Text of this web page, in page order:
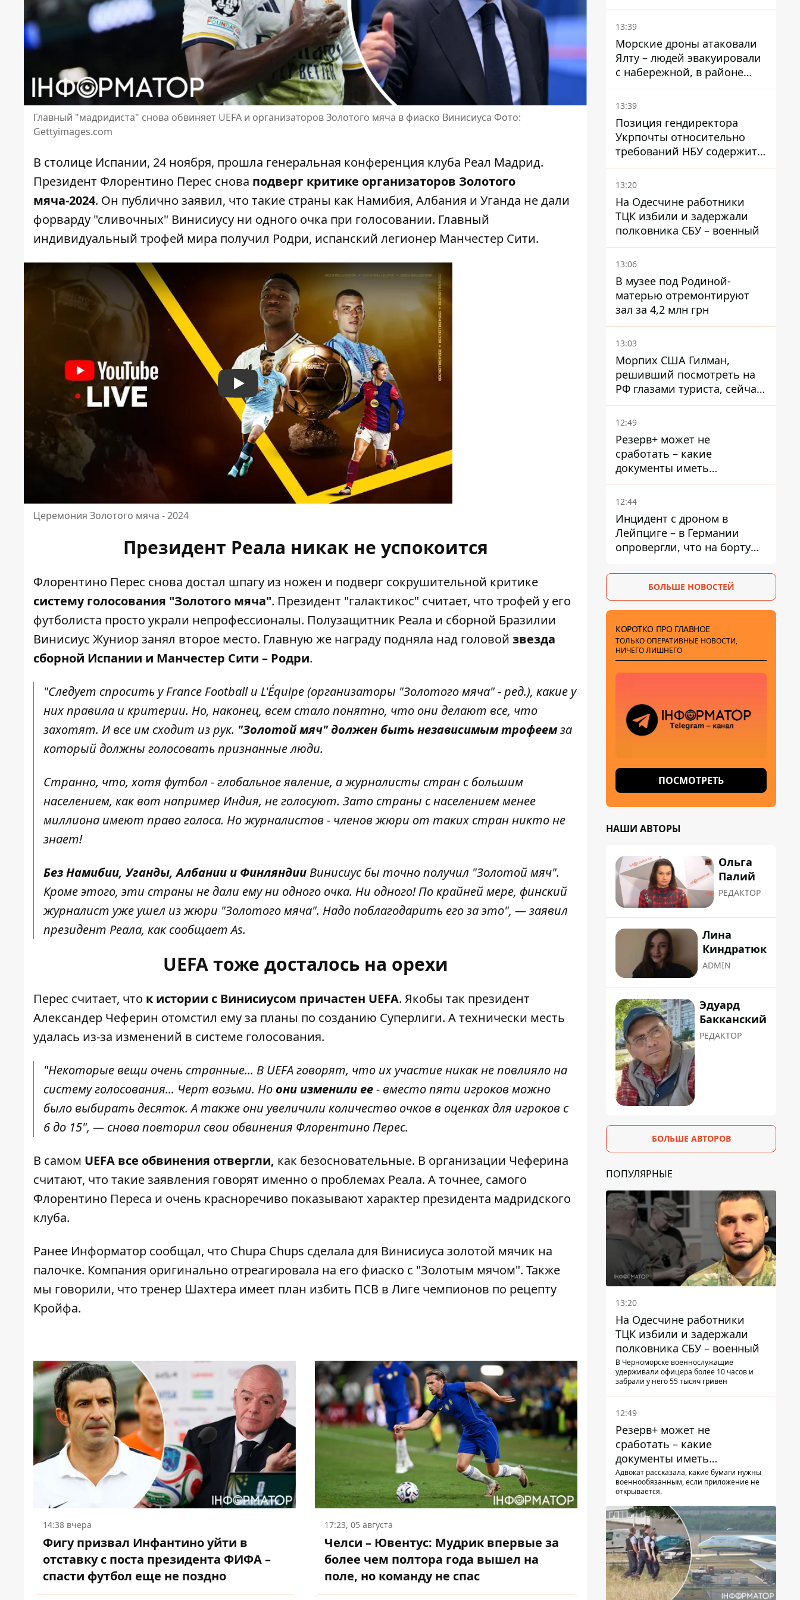
Главный "мадридиста" снова обвиняет UEFA и организаторов Золотого мяча в фиаско Винисиуса Фото:
Gettyimages.com
В столице Испании, 24 ноября, прошла генеральная конференция клуба Реал Мадрид.
Президент Флорентино Перес снова подверг критике организаторов Золотого
мяча-2024. Он публично заявил, что такие страны как Намибия, Албания и Уганда не дали
форварду "сливочных" Винисиусу ни одного очка при голосовании. Главный
индивидуальный трофей мира получил Родри, испанский легионер Манчестер Сити.
Play
Церемония Золотого мяча - 2024
Президент Реала никак не успокоится
Флорентино Перес снова достал шпагу из ножен и подверг сокрушительной критике
систему голосования "Золотого мяча". Президент "галактикос" считает, что трофей у его
футболиста просто украли непрофессионалы. Полузащитник Реала и сборной Бразилии
Винисиус Жуниор занял второе место. Главную же награду подняла над головой звезда
сборной Испании и Манчестер Сити – Родри.
"Следует спросить у France Football и L'Équipe (организаторы "Золотого мяча" - ред.), какие у
них правила и критерии. Но, наконец, всем стало понятно, что они делают все, что
захотят. И все им сходит из рук. "Золотой мяч" должен быть независимым трофеемза
который должны голосовать признанные люди.
Странно, что, хотя футбол - глобальное явление, а журналисты стран с большим
населением, как вот например Индия, не голосуют. Зато страны с населением менее
миллиона имеют право голоса. Но журналистов - членов жюри от таких стран никто не
знает!
Без Намибии, Уганды, Албании и Финляндии Винисиус бы точно получил "Золотой мяч".
Кроме этого, эти страны не дали ему ни одного очка. Ни одного! По крайней мере, финский
журналист уже ушел из жюри "Золотого мяча". Надо поблагодарить его за это", — заявил
президент Реала, как сообщает As.
UEFA тоже досталось на орехи
Перес считает, что к истории с Винисиусом причастен UEFA. Якобы так президент
Александер Чеферин отомстил ему за планы по созданию Суперлиги. А технически месть
удалась из-за изменений в системе голосования.
"Некоторые вещи очень странные... В UEFA говорят, что их участие никак не повлияло на
систему голосования... Черт возьми. Ноони изменили ее- вместо пяти игроков можно
было выбирать десяток. А также они увеличили количество очков в оценках для игроков с
6 до 15", — снова повторил свои обвинения Флорентино Перес.
В самом UEFA все обвинения отвергли, как безосновательные. В организации Чеферина
считают, что такие заявления говорят именно о проблемах Реала. А точнее, самого
Флорентино Переса и очень красноречиво показывают характер президента мадридского
клуба.
Ранее Информатор сообщал, что Chupa Chups сделала для Винисиуса золотой мячик на
палочке. Компания оригинально отреагировала на его фиаско с "Золотым мячом". Также
мы говорили, что тренер Шахтера имеет план избить ПСВ в Лиге чемпионов по рецепту
Кройфа.
14:38 вчера
Фигу призвал Инфантино уйти в
отставку с поста президента ФИФА –
спасти футбол еще не поздно
17:23, 05 августа
Челси – Ювентус: Мудрик впервые за
более чем полтора года вышел на
поле, но команду не спас
на увольнение властелина
Троещины Бахматова
13:39
Морские дроны атаковали
Ялту – людей эвакуировали
с набережной, в районе
порта сообщают о пожаре
13:39
Позиция гендиректора
Укрпочты относительно
требований НБУ содержит
серьезные нестыковки –
депутат Ольга Василевская-
13:20
На Одесчине работники
ТЦК избили и задержали
полковника СБУ – военный
13:06
В музее под Родиной-
матерью отремонтируют
зал за 4,2 млн грн
13:03
Морпих США Гилман,
решивший посмотреть на
РФ глазами туриста, сейчас
при смерти в тюрьме, где
его пытали и делали
12:49
Резерв+ может не
сработать – какие
документы иметь
мужчинам, чтобы не
попасть в ТЦК
12:44
Инцидент с дроном в
Лейпциге – в Германии
опровергли, что на борту
оружие и боеприпасы
БОЛЬШЕ НОВОСТЕЙ
КОРОТКО ПРО ГЛАВНОЕ
ТОЛЬКО ОПЕРАТИВНЫЕ НОВОСТИ,
НИЧЕГО ЛИШНЕГО
ПОСМОТРЕТЬ
НАШИ АВТОРЫ
Ольга
Палий
РЕДАКТОР
Лина
Киндратюк
ADMIN
Эдуард
Бакканский
РЕДАКТОР
БОЛЬШЕ АВТОРОВ
ПОПУЛЯРНЫЕ
13:20
На Одесчине работники
ТЦК избили и задержали
полковника СБУ – военный
В Черноморске военнослужащие
удерживали офицера более 10 часов и
забрали у него 55 тысяч гривен
12:49
Резерв+ может не
сработать – какие
документы иметь
мужчинам, чтобы не
попасть в ТЦК
Адвокат рассказала, какие бумаги нужны
военнообязанным, если приложение не
открывается.